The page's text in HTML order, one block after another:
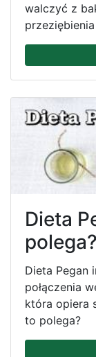
walczyć z
Dieta
polega?
Dieta Pegan
połączenia
która opiera
to polega?